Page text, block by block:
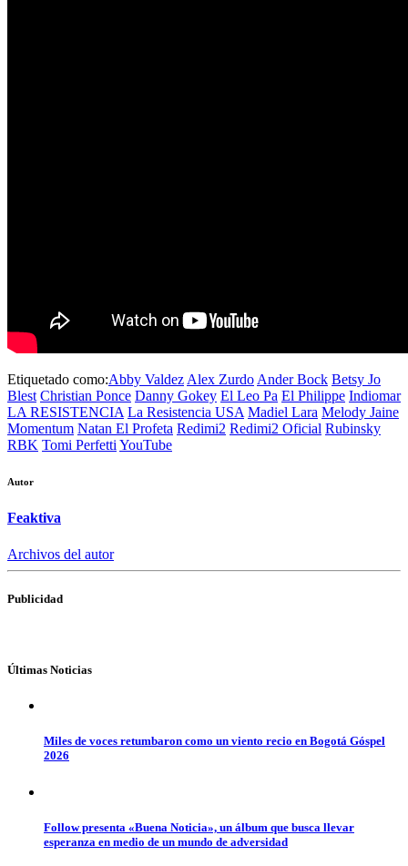
Etiquetado como:Abby ValdezAlex ZurdoAnder Bock Betsy Jo
Blest Christian Ponce Danny Gokey El Leo Pa El Philippe Indiomar
LA RESISTENCIA La Resistencia USA Madiel Lara Melody Jaine
Momentum Natan El Profeta Redimi2 Redimi2 Oficial Rubinsky
RBK Tomi PerfettiYouTube
Autor
Feaktiva
Archivos del autor
Publicidad
Últimas Noticias
Miles de voces retumbaron como un viento recio en Bogotá Góspel
2026
Follow presenta «Buena Noticia», un álbum que busca llevar
esperanza en medio de un mundo de adversidad